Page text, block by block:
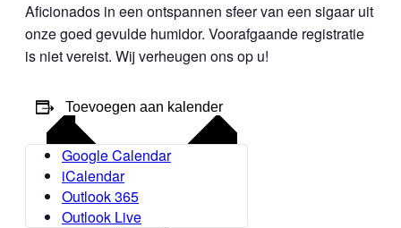
Aficionados in een ontspannen sfeer van een sigaar uit
onze goed gevulde humidor. Voorafgaande registratie
is niet vereist. Wij verheugen ons op u!
Toevoegen aan kalender
Google Calendar
iCalendar
Outlook 365
Outlook Live